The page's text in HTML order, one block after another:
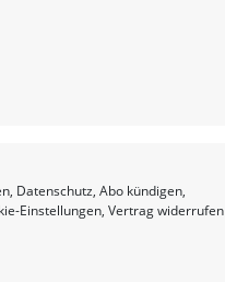
Datenschutz Abo kündigen
Einstellungen Vertrag widerrufen